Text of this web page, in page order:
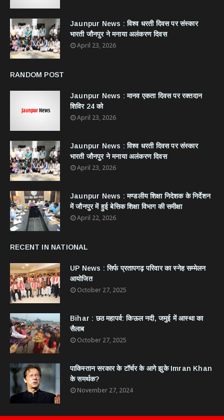
Jaunpur News : विश्व धरती दिवस पर संस्कार
भारती जौनपुर ने मनाया अलंकरण दिवस
April 23, 2026
RANDOM POST
Jaunpur News : ​मानव एकता दिवस पर रक्तदान
शिविर 24 को
April 23, 2026
Jaunpur News : विश्व धरती दिवस पर संस्कार
भारती जौनपुर ने मनाया अलंकरण दिवस
April 23, 2026
Jaunpur News : ​मण्डलीय शिक्षा निदेशक के निर्देशन
में जौनपुर में हुई बेसिक शिक्षा विभाग की समीक्षा
April 22, 2026
RECENT IN NATIONAL
UP News : सिर्फ प्रतापगढ़ परिवार का स्नेह सम्मेलन
आयोजित
October 27, 2025
Bihar : छठ महापर्व: किऊल नदी, जमुई में आस्था का
सैलाब
October 27, 2025
​पाकिस्तान सरकार के टॉर्चर के आगे झुके Imran Khan
के समर्थक?
November 27, 2024